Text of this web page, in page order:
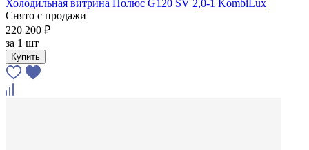
Холодильная витрина Полюс G120 SV 2,0-1 KombiLux
Снято с продажи
220 200 ₽
за 1 шт
Купить